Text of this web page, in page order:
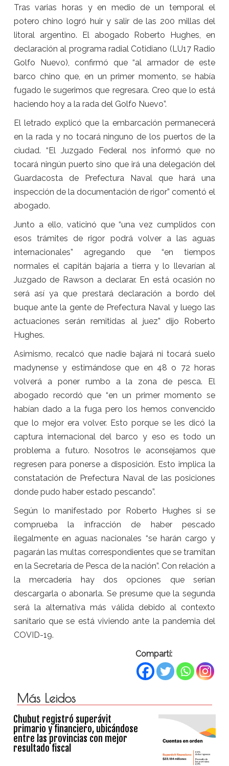
Tras varias horas y en medio de un temporal el
potero chino logró huir y salir de las 200 millas del
litoral argentino. El abogado Roberto Hughes, en
declaración al programa radial Cotidiano (LU17 Radio
Golfo Nuevo), confirmó que “al armador de este
barco chino que, en un primer momento, se había
fugado le sugerimos que regresara. Creo que lo está
haciendo hoy a la rada del Golfo Nuevo”.
El letrado explicó que la embarcación permanecerá
en la rada y no tocará ninguno de los puertos de la
ciudad. “El Juzgado Federal nos informó que no
tocará ningún puerto sino que irá una delegación del
Guardacosta de Prefectura Naval que hará una
inspección de la documentación de rigor” comentó el
abogado.
Junto a ello, vaticinó que “una vez cumplidos con
esos trámites de rigor podrá volver a las aguas
internacionales” agregando que “en tiempos
normales el capitán bajaría a tierra y lo llevarían al
Juzgado de Rawson a declarar. En está ocasión no
será así ya que prestará declaración a bordo del
buque ante la gente de Prefectura Naval y luego las
actuaciones serán remitidas al juez” dijo Roberto
Hughes.
Asimismo, recalcó que nadie bajará ni tocará suelo
madynense y estimándose que en 48 o 72 horas
volverá a poner rumbo a la zona de pesca. El
abogado recordó que “en un primer momento se
habían dado a la fuga pero los hemos convencido
que lo mejor era volver. Esto porque se les dicó la
captura internacional del barco y eso es todo un
problema a futuro. Nosotros le aconsejamos que
regresen para ponerse a disposición. Esto implica la
constatación de Prefectura Naval de las posiciones
donde pudo haber estado pescando”.
Según lo manifestado por Roberto Hughes si se
comprueba la infracción de haber pescado
ilegalmente en aguas nacionales “se harán cargo y
pagarán las multas correspondientes que se tramitan
en la Secretaría de Pesca de la nación”. Con relación a
la mercadería hay dos opciones que serían
descargarla o abonarla. Se presume que la segunda
será la alternativa más válida debido al contexto
sanitario que se está viviendo ante la pandemia del
COVID-19.
Compartí:
Más Leidos
Chubut registró superávit
primario y financiero, ubicándose
entre las provincias con mejor
resultado fiscal